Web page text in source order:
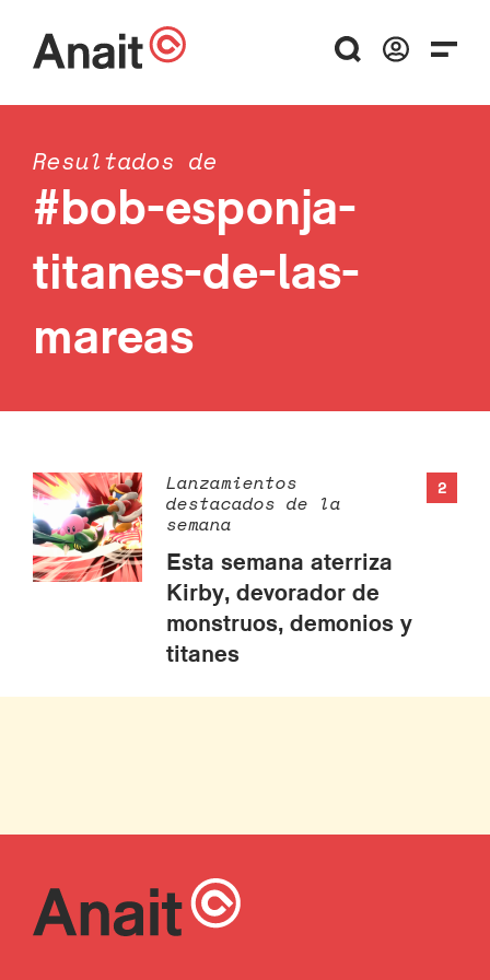
Resultados de
#bob-esponja-
titanes-de-las-
mareas
2
Lanzamientos
destacados de la
semana
Esta semana aterriza
Kirby, devorador de
monstruos, demonios y
titanes